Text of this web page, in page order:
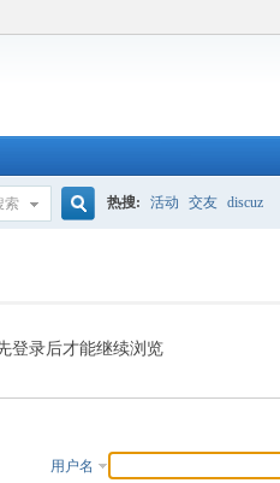
索
索
热搜: 活动 交友 discuz
登录后才能继续浏览
用户名